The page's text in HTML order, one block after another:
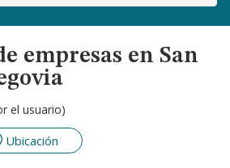
empresas en San
el usuario)
Ubicación